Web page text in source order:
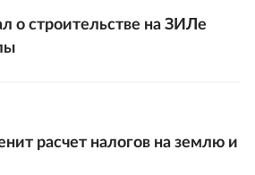
о строительстве на ЗИЛе
расчет налогов на землю и